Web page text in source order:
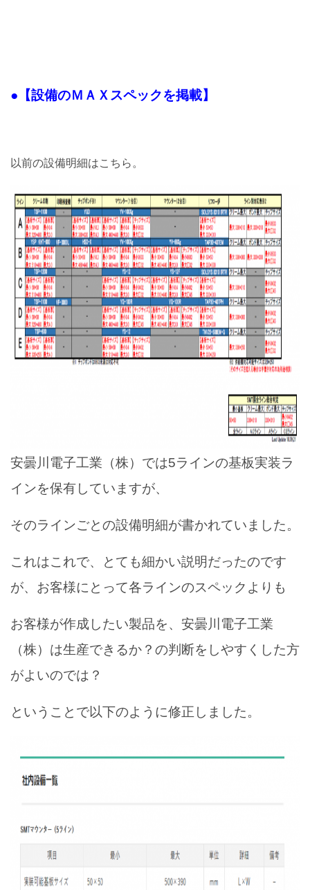
●【設備のＭＡＸスペックを掲載】
以前の設備明細はこちら。
安曇川電子工業（株）では5ラインの基板実装ラ
インを保有していますが、
そのラインごとの設備明細が書かれていました。
これはこれで、とても細かい説明だったのです
が、お客様にとって各ラインのスペックよりも
お客様が作成したい製品を、安曇川電子工業
（株）は生産できるか？の判断をしやすくした方
がよいのでは？
ということで以下のように修正しました。